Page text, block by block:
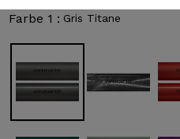
Farbe 1 : Gris Titane